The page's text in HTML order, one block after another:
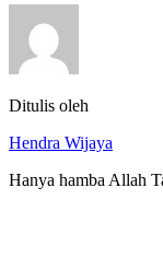
Ditulis oleh
Hendra Wijaya
Hanya hamba Allah